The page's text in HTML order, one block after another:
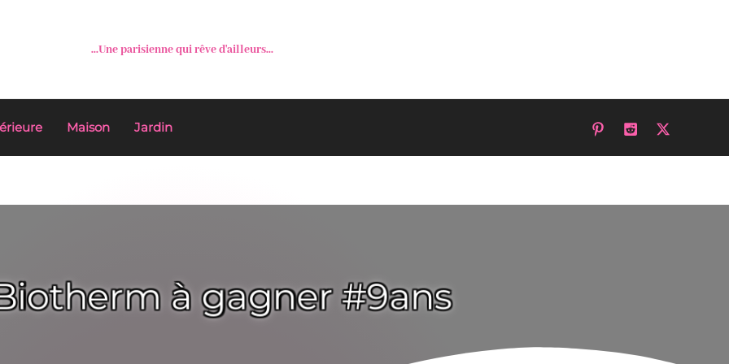
...Une parisienne qui rêve d'ailleurs...
Maison Jardin
à gagner #9ans